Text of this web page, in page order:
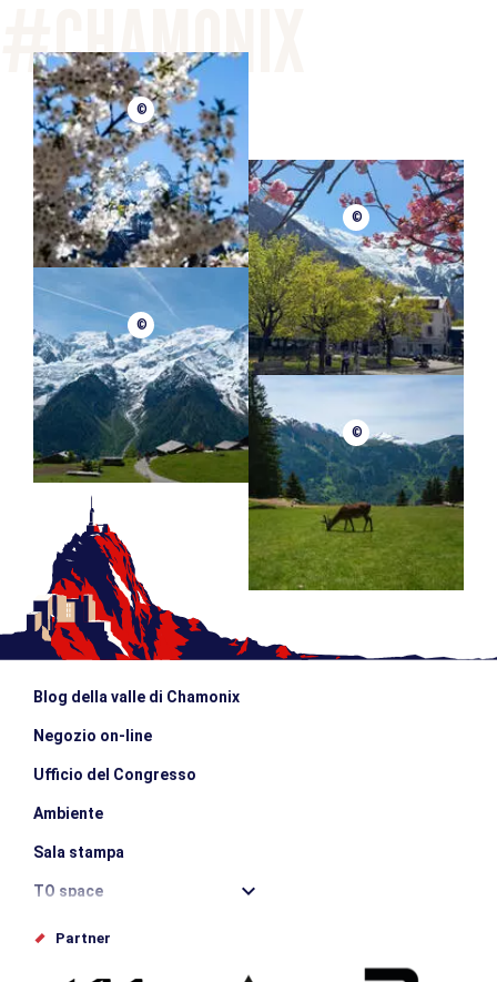
©
©
©
©
Blog della valle di Chamonix
Negozio on-line
Ufficio del Congresso
Ambiente
Sala stampa
TO space
Offices de tourisme
Partner